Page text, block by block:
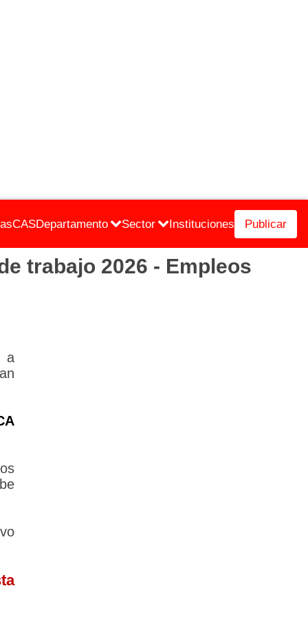
CASDepartamento Sector Instituciones Publicar
trabajo 2026 - Empleos
a